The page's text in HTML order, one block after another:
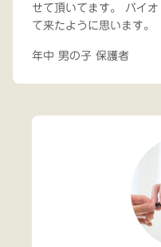
せて頂いてます。 バイ
て来たように思います。
年中 男の子 保護者